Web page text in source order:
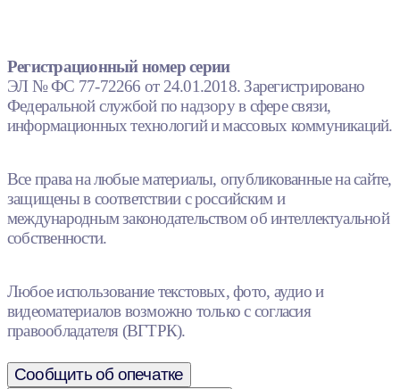
Регистрационный номер серии
ЭЛ № ФС 77-72266 от 24.01.2018. Зарегистрировано
Федеральной службой по надзору в сфере связи,
информационных технологий и массовых коммуникаций.
Все права на любые материалы, опубликованные на сайте,
защищены в соответствии с российским и
международным законодательством об интеллектуальной
собственности.
Любое использование текстовых, фото, аудио и
видеоматериалов возможно только с согласия
правообладателя (ВГТРК).
Сообщить об опечатке